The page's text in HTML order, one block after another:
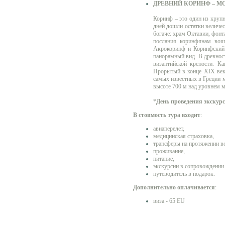
ДРЕВНИЙ КОРИНФ –
Коринф – это один из
дней дошли остатки
богаче: храм Октавии,
послания коринфянам
Акрокоринф и Коринфский
панорамный вид. В
византийской крепости.
Прорытый в конце XIX
самых известных в Греции
высоте 700 м над уровнем
*День проведения
В стоимость тура входит:
авиаперелет,
медицинская страховка,
трансферы на протяжении
проживание,
питание,
экскурсии в
путеводитель в подарок.
Дополнительно оплачивается:
виза - 65 EU